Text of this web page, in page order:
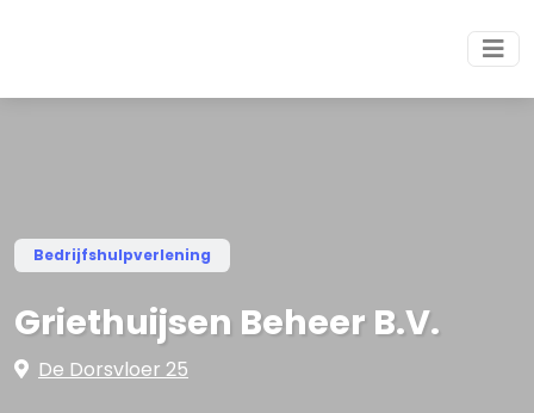
Bedrijfshulpverlening
Griethuijsen Beheer B.V.
De Dorsvloer 25